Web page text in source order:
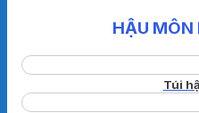
HẬU MÔN
Túi